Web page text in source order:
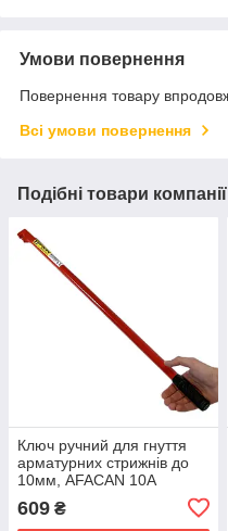
Умови повернення
Повернення товару
Всі умови повернення
Подібні товари компанії
Ключ ручний для гнуття
арматурних стрижнів до
10мм, AFACAN 10А
609 ₴